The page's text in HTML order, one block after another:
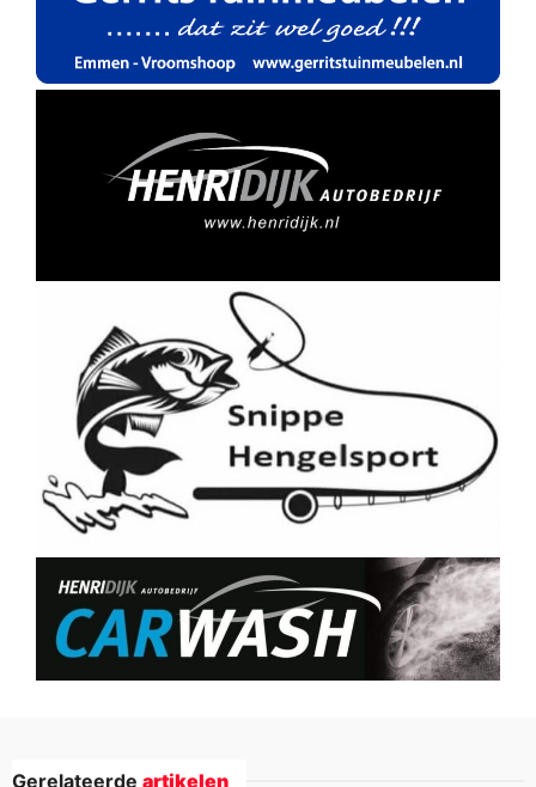
Gerelateerde artikelen